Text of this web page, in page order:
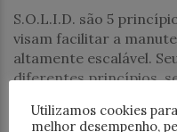
S.O.L.I.D. são 5
visam facilitar a
altamente escalável.
diferentes princípios,
PESQUISAR
Utilizamos cookies
melhor desempenho,